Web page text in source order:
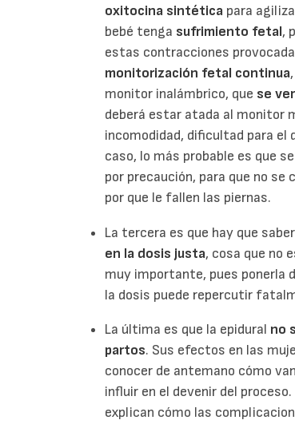
oxitocina sintética para
bebé tenga sufrimiento fetal,
estas contracciones
monitorización fetal continua
monitor inalámbrico, que se
deberá estar atada al monitor
incomodidad, dificultad para el
caso, lo más probable es que
por precaución, para que no
por que le fallen las piernas.
La tercera es que hay que saber
en la dosis justa, cosa que no
muy importante, pues ponerla
la dosis puede repercutir
La última es que la epidural no
partos. Sus efectos en las
conocer de antemano cómo
influir en el devenir del
explican cómo las